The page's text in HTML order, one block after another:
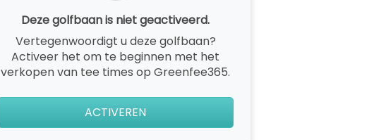
Deze golfbaan is niet geactiveerd.
Vertegenwoordigt u deze golfbaan?
Activeer het om te beginnen met het
verkopen van tee times op Greenfee365.
ACTIVEREN